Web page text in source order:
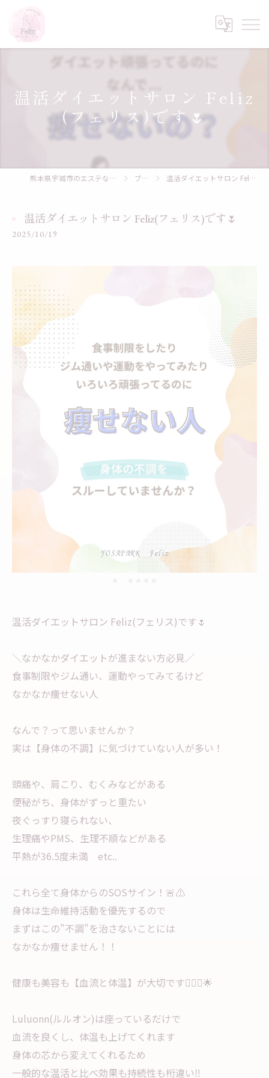
温活ダイエットサロン Feliz
(フェリス)です🌷
熊本県宇城市のエステならYOSAPARK Feliz ブログ 温活ダイエットサロン Feliz(フェリス)です🌷
温活ダイエットサロン Feliz(フェリス)です🌷
2025/10/19
温活ダイエットサロン Feliz(フェリス)です🌷
＼なかなかダイエットが進まない方必見／
食事制限やジム通い、運動やってみてるけど
なかなか痩せない人
なんで？って思いませんか？
実は【身体の不調】に気づけていない人が多い！
頭痛や、肩こり、むくみなどがある
便秘がち、身体がずっと重たい
夜ぐっすり寝られない、
生理痛やPMS、生理不順などがある
平熱が36.5度未満 etc..
これら全て身体からのSOSサイン！🚨⚠️
身体は生命維持活動を優先するので
まずはこの"不調"を治さないことには
なかなか痩せません！！
健康も美容も【血流と体温】が大切です💁🏻‍♀️🌟
Luluonn(ルルオン)は座っているだけで
血流を良くし、体温も上げてくれます
身体の芯から変えてくれるため
一般的な温活と比べ効果も持続性も桁違い‼︎